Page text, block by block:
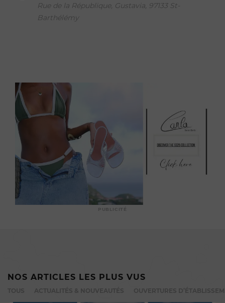
Rue de la République, Gustavia, 97133 St-
Barthélémy
PUBLICITÉ
NOS ARTICLES LES PLUS VUS